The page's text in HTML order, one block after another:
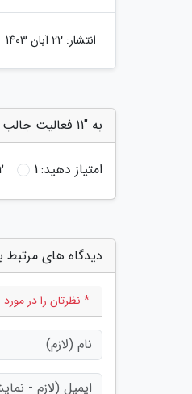
انتشار: 22 آبان 1403
به "11 فعالیت جالب مناسب بچه ها در آلمان (قسمت اول)" امتیاز دهید
امتیاز دهید:1
دیدگاه های مرتبط با "11 فعالیت جالب مناسب بچه ها در آلمان
* نظرتان را در مورد